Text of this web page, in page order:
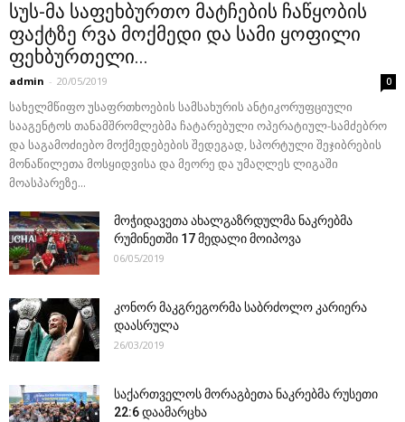
სუს-მა საფეხბურთო მატჩების ჩაწყობის
ფაქტზე რვა მოქმედი და სამი ყოფილი
ფეხბურთელი...
admin - 20/05/2019 0
სახელმწიფო უსაფრთხოების სამსახურის ანტიკორუფციული
სააგენტოს თანამშრომლებმა ჩატარებული ოპერატიულ-სამძებრო
და საგამოძიებო მოქმედებების შედეგად, სპორტული შეჯიბრების
მონაწილეთა მოსყიდვისა და მეორე და უმაღლეს ლიგაში
მოასპარეზე...
მოჭიდავეთა ახალგაზრდულმა ნაკრებმა
რუმინეთში 17 მედალი მოიპოვა
06/05/2019
კონორ მაკგრეგორმა საბრძოლო კარიერა
დაასრულა
26/03/2019
საქართველოს მორაგბეთა ნაკრებმა რუსეთი
22:6 დაამარცხა